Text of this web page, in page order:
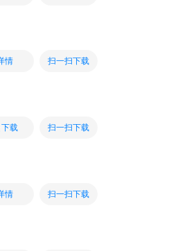
情 扫一扫下载
下载 扫一扫下载
情 扫一扫下载